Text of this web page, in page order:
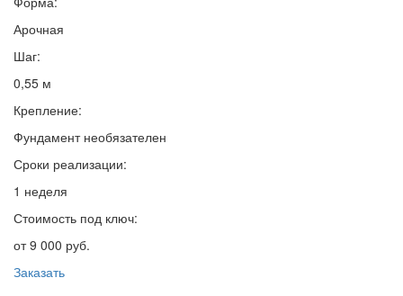
Арочная
Шаг:
0,55 м
Крепление:
Фундамент необязателен
Сроки реализации:
1 неделя
Стоимость под ключ:
от 9 000 руб.
Заказать